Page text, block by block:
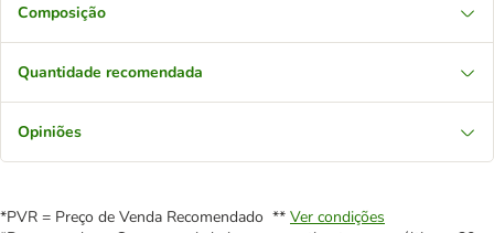
Composição
Quantidade recomendada
Opiniões
*PVR = Preço de Venda Recomendado ** Ver condições